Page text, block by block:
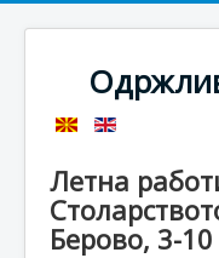
Летна
Берово, 3-